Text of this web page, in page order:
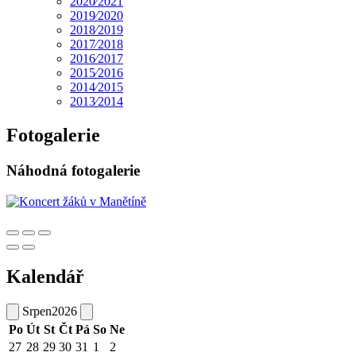
2019⁄2020
2018⁄2019
2017⁄2018
2016⁄2017
2015⁄2016
2014⁄2015
2013⁄2014
Fotogalerie
Náhodná fotogalerie
Kalendář
Srpen2026
Po Út St Čt Pá So Ne
27 28 29 30 31 1 2